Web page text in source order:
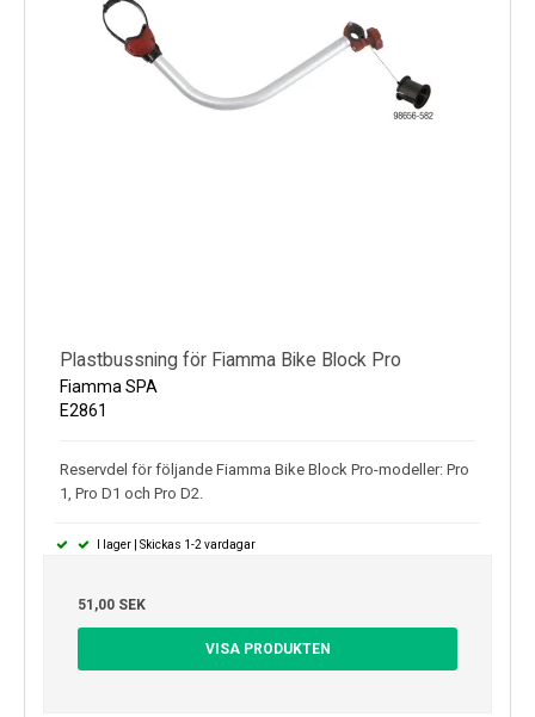
Plastbussning för Fiamma Bike Block Pro
Fiamma SPA
E2861
Reservdel för följande Fiamma Bike Block Pro-modeller: Pro
1, Pro D1 och Pro D2.
I lager | Skickas 1-2 vardagar
51,00 SEK
VISA PRODUKTEN